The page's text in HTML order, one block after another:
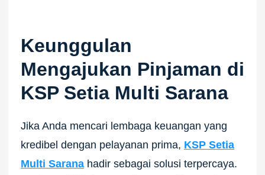
Keunggulan
Mengajukan Pinjaman di
KSP Setia Multi Sarana
Jika Anda mencari lembaga keuangan yang
kredibel dengan pelayanan prima, KSP Setia
Multi Sarana hadir sebagai solusi terpercaya.